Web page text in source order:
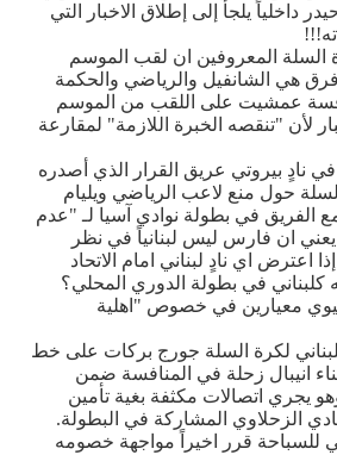
داخلياً يلجأ إلى إطلاق الاخبار التي
السلة المعروفين ان لقب الموسم
الجديد لن يفلت من 4 فرق هي الشانفيل والرياضي والحكمة
عمشيت على اللقب من الموسم
لأن "تنقصه الخبرة اللازمة" لمقارعة
نادٍ بيروتي عريق القرار الذي أصدره
السلة حول منع لاعب الرياضي ويليام
في بطولة نوادي آسيا لـ "عدم
يعني ان فارس ليس لبنانياً في نظر
إذا اعترض اي نادٍ لبناني امام الاتحاد
كلبناني في بطولة الدوري المحلي؟
معيارين في خصوص "اهلية
لكرة السلة جورج بركات على خط
انيبال زحلة في المنافسة ضمن
يجري اتصالات مكثفة بغية تأمين
الزحلاوي المشاركة في البطولة.
للسباحة قرر اخيراً مواجهة خصومه